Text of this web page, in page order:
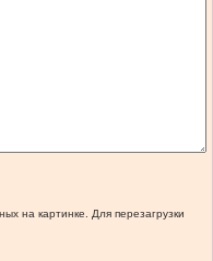
на картинке. Для перезагрузки